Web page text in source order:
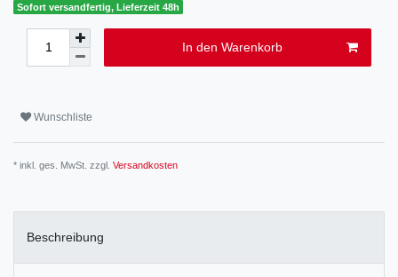
Sofort versandfertig, Lieferzeit 48h
In den Warenkorb
Wunschliste
* inkl. ges. MwSt. zzgl. Versandkosten
Beschreibung